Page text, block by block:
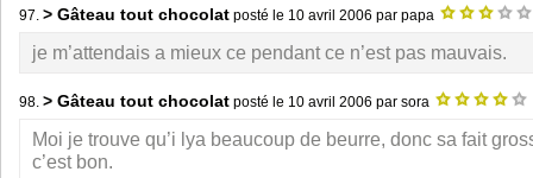
97. > Gâteau tout chocolat posté le 10 avril 2006 par papa
je m’attendais a mieux ce pendant ce n’est pas mauvais.
98. > Gâteau tout chocolat posté le 10 avril 2006 par sora
Moi je trouve qu’i lya beaucoup de beurre, donc sa fait
c’est bon.